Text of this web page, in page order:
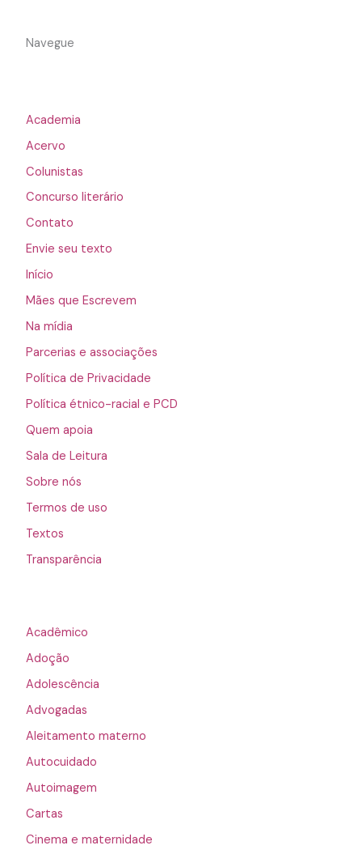
Navegue
Academia
Acervo
Colunistas
Concurso literário
Contato
Envie seu texto
Início
Mães que Escrevem
Na mídia
Parcerias e associações
Política de Privacidade
Política étnico-racial e PCD
Quem apoia
Sala de Leitura
Sobre nós
Termos de uso
Textos
Transparência
Acadêmico
Adoção
Adolescência
Advogadas
Aleitamento materno
Autocuidado
Autoimagem
Cartas
Cinema e maternidade